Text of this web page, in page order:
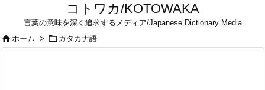
コトワカ/KOTOWAKA
言葉の意味を深く追求するメディア/Japanese Dictionary Media
ホーム >  カタカナ語